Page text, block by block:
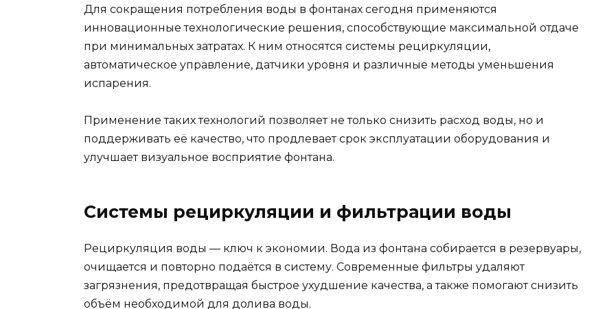
Для сокращения потребления воды в фонтанах сегодня применяются
инновационные технологические решения, способствующие максимальной отдаче
при минимальных затратах. К ним относятся системы рециркуляции,
автоматическое управление, датчики уровня и различные методы уменьшения
испарения.
Применение таких технологий позволяет не только снизить расход воды, но и
поддерживать её качество, что продлевает срок эксплуатации оборудования и
улучшает визуальное восприятие фонтана.
Системы рециркуляции и фильтрации воды
Рециркуляция воды — ключ к экономии. Вода из фонтана собирается в резервуары,
очищается и повторно подаётся в систему. Современные фильтры удаляют
загрязнения, предотвращая быстрое ухудшение качества, а также помогают снизить
объём необходимой для долива воды.